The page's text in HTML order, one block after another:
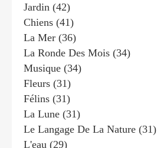
Jardin (42)
Chiens (41)
La Mer (36)
La Ronde Des Mois (34)
Musique (34)
Fleurs (31)
Félins (31)
La Lune (31)
Le Langage De La Nature (31)
L'eau (29)